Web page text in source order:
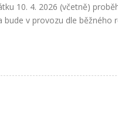
10. 4. 2026 (včetně)
v provozu dle